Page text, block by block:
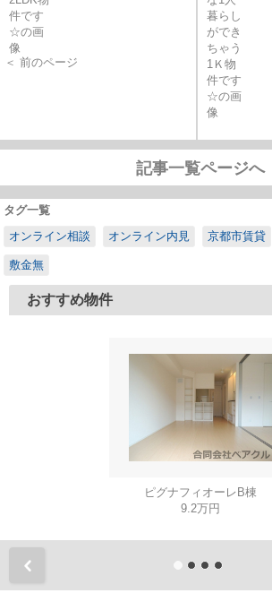
＜ 前のページ
記事一覧ページへ
タグ一覧
オンライン相談
オンライン内見 京都市賃貸
敷金無
おすすめ物件
ピグナフィオーレB棟
9.2万円